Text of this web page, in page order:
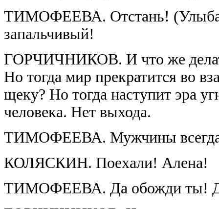
ТИМОФЕЕВА. Отстань!
запальчивый!
ГОРЧИЧНИКОВ. И что же
Но тогда мир прекратится во
щеку? Но тогда наступит эра
человека. Нет выхода.
ТИМОФЕЕВА. Мужчины всегда
КОЛЯСКИН. Поехали! Алена!
ТИМОФЕЕВА. Да обожди ты!